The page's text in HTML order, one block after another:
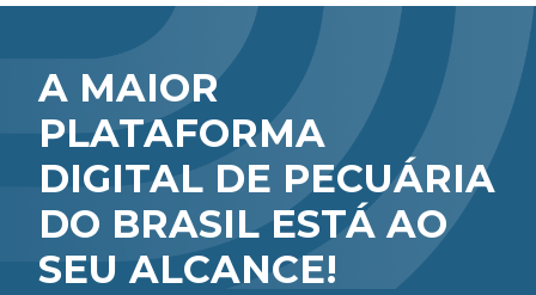
A MAIOR
PLATAFORMA
DIGITAL DE PECUÁRIA
DO BRASIL ESTÁ AO
SEU ALCANCE!